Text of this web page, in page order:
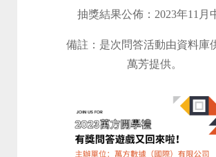
抽獎結果公佈：2023年11月
備註：是次問答活動由資料庫
萬芳提供。